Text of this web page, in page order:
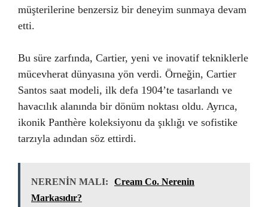
müşterilerine benzersiz bir deneyim sunmaya devam
etti.
Bu süre zarfında, Cartier, yeni ve inovatif tekniklerle
mücevherat dünyasına yön verdi. Örneğin, Cartier
Santos saat modeli, ilk defa 1904’te tasarlandı ve
havacılık alanında bir dönüm noktası oldu. Ayrıca,
ikonik Panthère koleksiyonu da şıklığı ve sofistike
tarzıyla adından söz ettirdi.
NERENİN MALI:
Cream Co. Nerenin
Markasıdır?